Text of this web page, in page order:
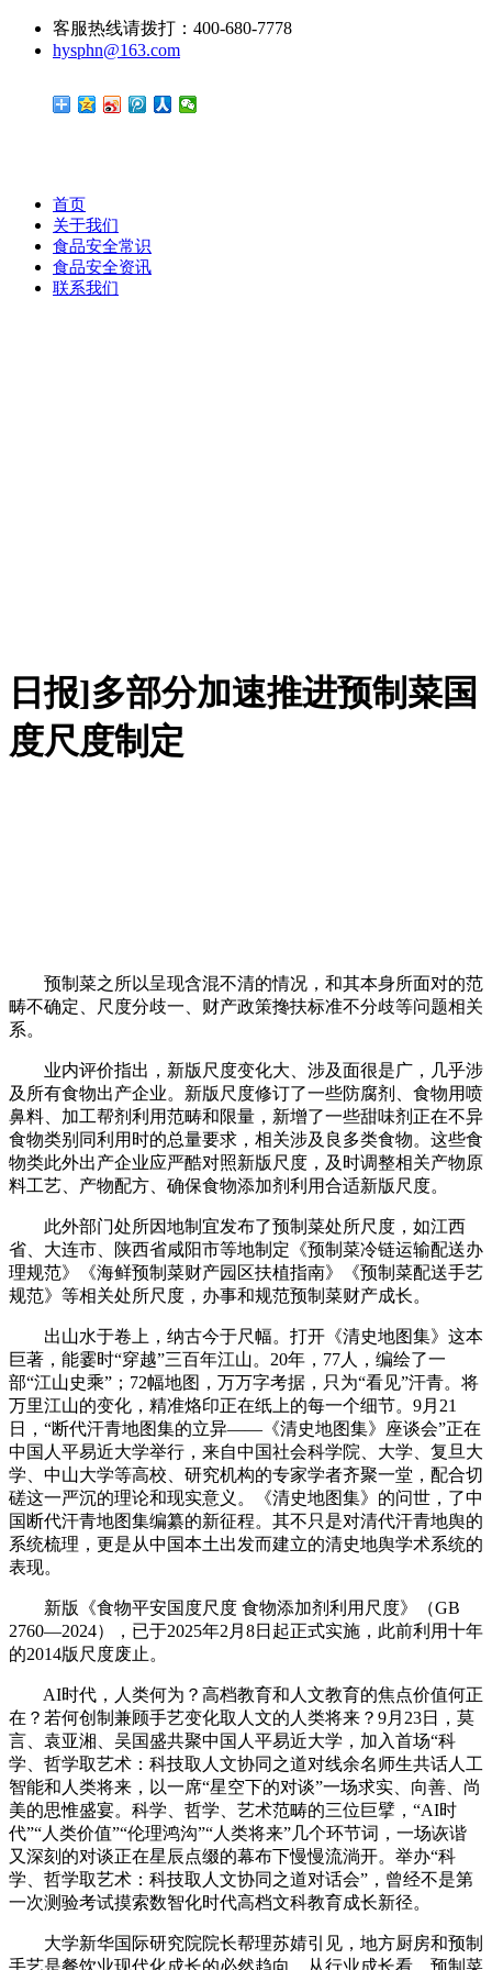
客服热线请拨打：400-680-7778
hysphn@163.com
首页
关于我们
食品安全常识
食品安全资讯
联系我们
日报]多部分加速推进预制菜国
度尺度制定
预制菜之所以呈现含混不清的情况，和其本身所面对的范
畴不确定、尺度分歧一、财产政策搀扶标准不分歧等问题相关
系。
业内评价指出，新版尺度变化大、涉及面很是广，几乎涉
及所有食物出产企业。新版尺度修订了一些防腐剂、食物用喷
鼻料、加工帮剂利用范畴和限量，新增了一些甜味剂正在不异
食物类别同利用时的总量要求，相关涉及良多类食物。这些食
物类此外出产企业应严酷对照新版尺度，及时调整相关产物原
料工艺、产物配方、确保食物添加剂利用合适新版尺度。
此外部门处所因地制宜发布了预制菜处所尺度，如江西
省、大连市、陕西省咸阳市等地制定《预制菜冷链运输配送办
理规范》《海鲜预制菜财产园区扶植指南》《预制菜配送手艺
规范》等相关处所尺度，办事和规范预制菜财产成长。
出山水于卷上，纳古今于尺幅。打开《清史地图集》这本
巨著，能霎时“穿越”三百年江山。20年，77人，编绘了一
部“江山史乘”；72幅地图，万万字考据，只为“看见”汗青。将
万里江山的变化，精准烙印正在纸上的每一个细节。9月21
日，“断代汗青地图集的立异——《清史地图集》座谈会”正在
中国人平易近大学举行，来自中国社会科学院、大学、复旦大
学、中山大学等高校、研究机构的专家学者齐聚一堂，配合切
磋这一严沉的理论和现实意义。《清史地图集》的问世，了中
国断代汗青地图集编纂的新征程。其不只是对清代汗青地舆的
系统梳理，更是从中国本土出发而建立的清史地舆学术系统的
表现。
新版《食物平安国度尺度 食物添加剂利用尺度》（GB
2760—2024），已于2025年2月8日起正式实施，此前利用十年
的2014版尺度废止。
AI时代，人类何为？高档教育和人文教育的焦点价值何正
在？若何创制兼顾手艺变化取人文的人类将来？9月23日，莫
言、袁亚湘、吴国盛共聚中国人平易近大学，加入首场“科
学、哲学取艺术：科技取人文协同之道对线余名师生共话人工
智能和人类将来，以一席“星空下的对谈”一场求实、向善、尚
美的思惟盛宴。科学、哲学、艺术范畴的三位巨擘，“AI时
代”“人类价值”“伦理鸿沟”“人类将来”几个环节词，一场诙谐
又深刻的对谈正在星辰点缀的幕布下慢慢流淌开。举办“科
学、哲学取艺术：科技取人文协同之道对话会”，曾经不是第
一次测验考试摸索数智化时代高档文科教育成长新径。
大学新华国际研究院院长帮理苏婧引见，地方厨房和预制
手艺是餐饮业现代化成长的必然趋向。从行业成长看，预制菜